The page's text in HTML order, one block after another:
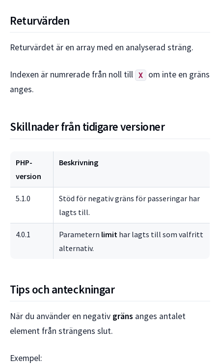
Returvärden
Returvärdet är en array med en analyserad sträng.
Indexen är numrerade från noll till X
om inte en gräns
anges.
Skillnader från tidigare versioner
PHP-
version
Beskrivning
5.1.0
Stöd för negativ gräns för passeringar har
lagts till.
4.0.1 Parametern limit har lagts till som valfritt
alternativ.
Tips och anteckningar
När du använder en negativ gräns anges antalet
element från strängens slut.
Exempel: